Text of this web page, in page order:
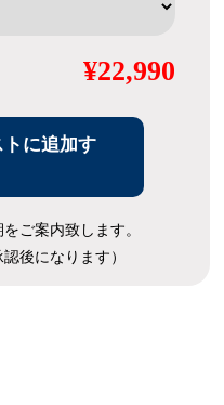
¥22,990
に追加す
ご案内致します。
後になります）